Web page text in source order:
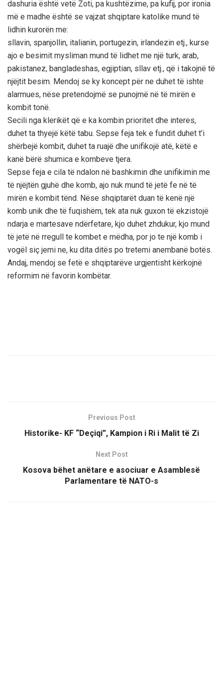
dashuria është vetë Zoti, pa kushtëzime, pa kufij, por ironia
më e madhe është se vajzat shqiptare katolike mund të
lidhin kurorën me:
sllavin, spanjollin, italianin, portugezin, irlandezin etj., kurse
ajo e besimit mysliman mund të lidhet me një turk, arab,
pakistanez, bangladeshas, egjiptian, sllav etj., që i takojnë të
njëjtit besim. Mendoj se ky koncept për ne duhet të ishte
alarmues, nëse pretendojmë se punojmë në të mirën e
kombit tonë.
Secili nga klerikët që e ka kombin prioritet dhe interes,
duhet ta thyejë këtë tabu. Sepse feja tek e fundit duhet t’i
shërbejë kombit, duhet ta ruajë dhe unifikojë atë, këtë e
kanë bërë shumica e kombeve tjera.
Sepse feja e cila të ndalon në bashkimin dhe unifikimin me
të njëjtën gjuhë dhe komb, ajo nuk mund të jetë fe në të
mirën e kombit tënd. Nëse shqiptarët duan të kenë një
komb unik dhe të fuqishëm, tek ata nuk guxon të ekzistojë
ndarja e martesave ndërfetare, kjo duhet zhdukur, kjo mund
të jetë në rregull te kombet e mëdha, por jo te një komb i
vogël siç jemi ne, ku dita ditës po tretemi anembanë botës.
Andaj, mendoj se fetë e shqiptarëve urgjentisht kërkojnë
reformim në favorin kombëtar.
Previous Post
Historike- KF “Deçiqi”, Kampion i Ri i Malit të Zi
Next Post
Kosova bëhet anëtare e asociuar e Asamblesë
Parlamentare të NATO-s